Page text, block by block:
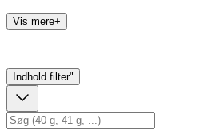
Vis mere+
Indhold filter"